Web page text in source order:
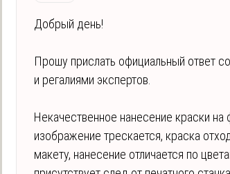
Добрый день!
Прошу прислать официальный ответ
и регалиями экспертов.
Некачественное нанесение краски на
изображение трескается, краска
макету, нанесение отличается по